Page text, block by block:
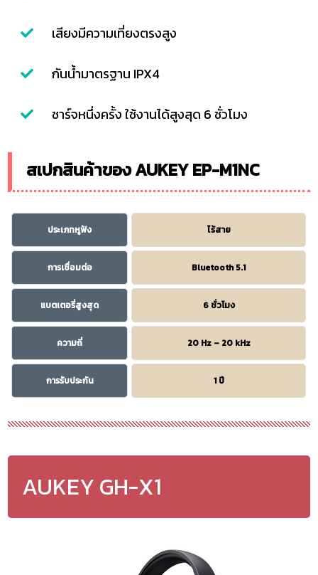
เสียงมีความเที่ยงตรงสูง
กันน้ำมาตรฐาน IPX4
ชาร์จหนึ่งครั้ง ใช้งานได้สูงสุด 6 ชั่วโมง
สเปกสินค้าของ AUKEY EP-M1NC
ประเภทหูฟัง ไร้สาย
การเชื่อมต่อ Bluetooth 5.1
แบตเตอรี่สูงสุด 6 ชั่วโมง
ความถี่ 20 Hz – 20 kHz
การรับประกัน 1 ปี
AUKEY GH-X1